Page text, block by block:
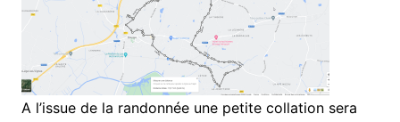
A l’issue de la randonnée une petite collation sera